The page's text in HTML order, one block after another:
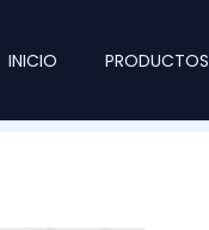
INICIO PRODUCTOS